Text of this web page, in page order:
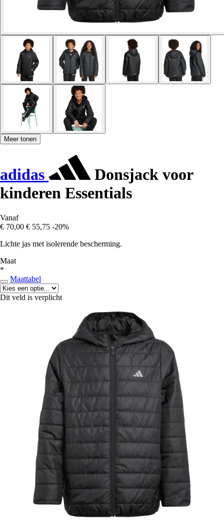
Meer tonen
adidas
Donsjack voor
kinderen Essentials
Vanaf
€ 70,00 € 55,75 -20%
Lichte jas met isolerende bescherming.
Maat
*
Maattabel
Dit veld is verplicht